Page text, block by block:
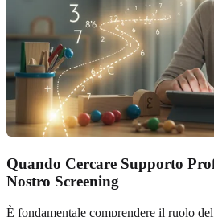
Quando Cercare Supporto
Nostro Screening
È fondamentale comprendere il ruolo